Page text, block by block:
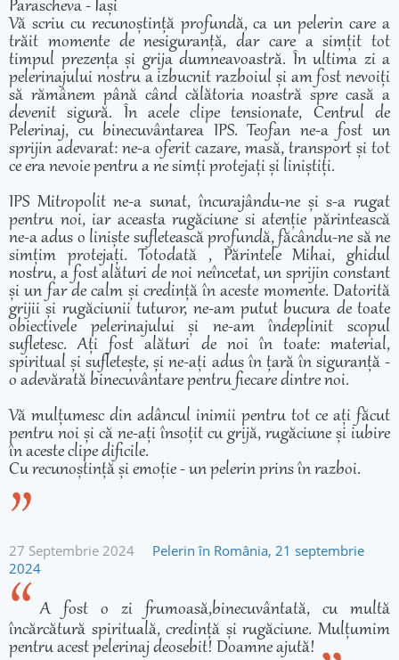
Parascheva - Iași
Vă scriu cu recunoștință profundă, ca un pelerin care a
trăit momente de nesiguranță, dar care a simțit tot
timpul prezența și grija dumneavoastră. În ultima zi a
pelerinajului nostru a izbucnit razboiul și am fost nevoiți
să rămânem până când călătoria noastră spre casă a
devenit sigură. În acele clipe tensionate, Centrul de
Pelerinaj, cu binecuvântarea IPS. Teofan ne-a fost un
sprijin adevarat: ne-a oferit cazare, masă, transport și tot
ce era nevoie pentru a ne simți protejați și liniștiți.
IPS Mitropolit ne-a sunat, încurajându-ne și s-a rugat
pentru noi, iar aceasta rugăciune si atenție părintească
ne-a adus o liniște sufletească profundă, făcându-ne să ne
simțim protejați. Totodată , Părintele Mihai, ghidul
nostru, a fost alături de noi neîncetat, un sprijin constant
și un far de calm și credință în aceste momente. Datorită
grijii și rugăciunii tuturor, ne-am putut bucura de toate
obiectivele pelerinajului și ne-am îndeplinit scopul
sufletesc. Ați fost alături de noi în toate: material,
spiritual și sufletește, și ne-ați adus în țară în siguranță -
o adevărată binecuvântare pentru fiecare dintre noi.
Vă mulțumesc din adâncul inimii pentru tot ce ați făcut
pentru noi și că ne-ați însoțit cu grijă, rugăciune și iubire
în aceste clipe dificile.
Cu recunoștință și emoție - un pelerin prins în razboi.
27 Septembrie 2024
Pelerin în România, 21 septembrie
2024
A fost o zi frumoasă,binecuvântată, cu multă
încărcătură spirituală, credință și rugăciune. Mulțumim
pentru acest pelerinaj deosebit! Doamne ajută!